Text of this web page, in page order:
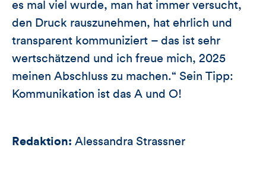
es mal viel wurde, man hat immer versucht,
den Druck rauszunehmen, hat ehrlich und
transparent kommuniziert – das ist sehr
wertschätzend und ich freue mich, 2025
meinen Abschluss zu machen.“ Sein Tipp:
Kommunikation ist das A und O!
Redaktion: Alessandra Strassner